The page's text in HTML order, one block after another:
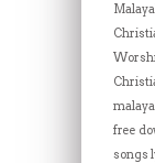
free
songs